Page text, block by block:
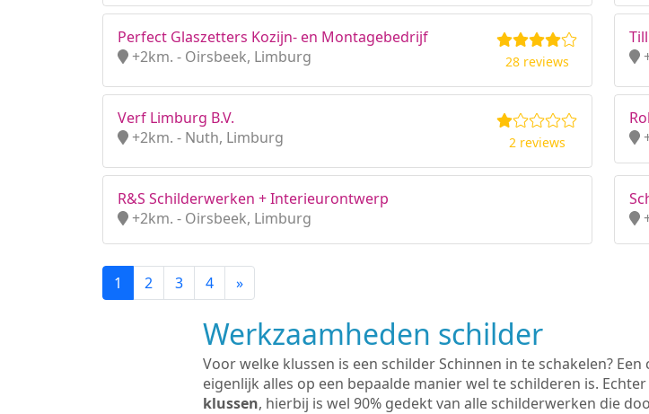
Perfect Glaszetters Kozijn- en Montagebedrijf
+2km. - Oirsbeek, Limburg
28 reviews
Verf Limburg B.V.
+2km. - Nuth, Limburg
2 reviews
R&S Schilderwerken + Interieurontwerp
+2km. - Oirsbeek, Limburg
1 2 3 4 »
Werkzaamheden schilder
Voor welke klussen is een schilder Schinnen in te schakelen?
eigenlijk alles op een bepaalde manier wel te schilderen is.
klussen, hierbij is wel 90% gedekt van alle schilderwerken die